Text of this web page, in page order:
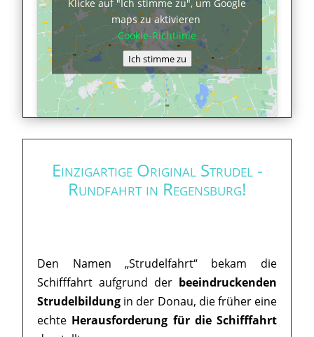
Klicke auf "Ich stimme zu", um Google
maps zu aktivieren
Cookie-Richtlinie
Ich stimme zu
Einzigartige Original Strudel -
Rundfahrt in Regensburg!
Den Namen „Strudelfahrt“ bekam die
Schifffahrt aufgrund der beeindruckenden
Strudelbildung in der Donau, die früher eine
echte Herausforderung für die Schifffahrt